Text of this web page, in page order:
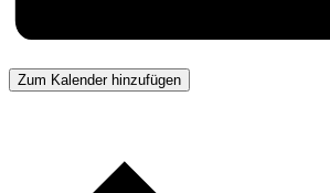
Zum Kalender hinzufügen